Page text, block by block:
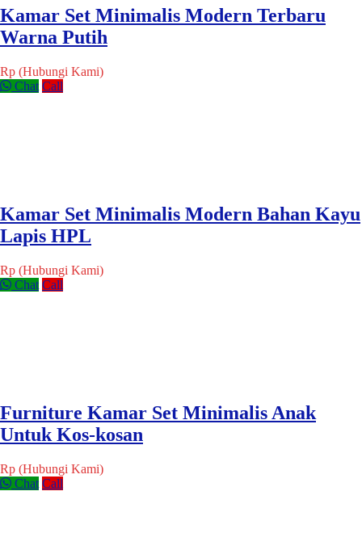
Kamar Set Minimalis Modern Terbaru
Warna Putih
Rp (Hubungi Kami)
Chat Call
Kamar Set Minimalis Modern Bahan Kayu
Lapis HPL
Rp (Hubungi Kami)
Chat Call
Furniture Kamar Set Minimalis Anak
Untuk Kos-kosan
Rp (Hubungi Kami)
Chat Call